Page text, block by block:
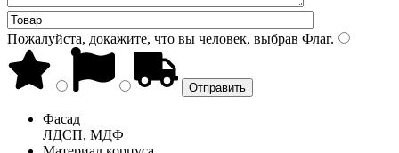
Пожалуйста, докажите, что вы человек, выбрав Флаг.
Фасад
ЛДСП, МДФ